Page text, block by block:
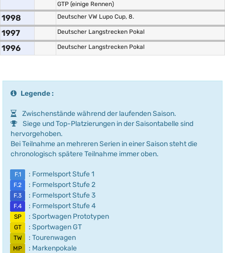
GTP (einige Rennen)
1998 Deutscher VW Lupo Cup, 8.
1997 Deutscher Langstrecken Pokal
1996 Deutscher Langstrecken Pokal
Legende :
Zwischenstände während der laufenden Saison.
Siege und Top-Platzierungen in der Saisontabelle sind
hervorgehoben.
Bei Teilnahme an mehreren Serien in einer Saison steht die
chronologisch spätere Teilnahme immer oben.
F.1 : Formelsport Stufe 1
F.2 : Formelsport Stufe 2
F.3 : Formelsport Stufe 3
F.4 : Formelsport Stufe 4
SP : Sportwagen Prototypen
GT : Sportwagen GT
TW : Tourenwagen
MP : Markenpokale